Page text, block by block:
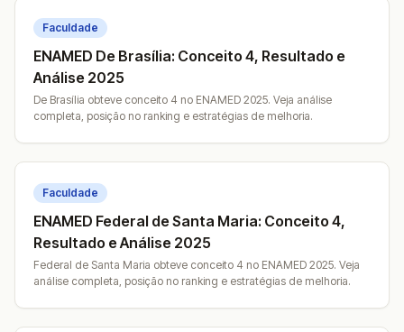
Faculdade
ENAMED De Brasília: Conceito 4, Resultado e
Análise 2025
De Brasília obteve conceito 4 no ENAMED 2025. Veja análise
completa, posição no ranking e estratégias de melhoria.
Faculdade
ENAMED Federal de Santa Maria: Conceito 4,
Resultado e Análise 2025
Federal de Santa Maria obteve conceito 4 no ENAMED 2025. Veja
análise completa, posição no ranking e estratégias de melhoria.